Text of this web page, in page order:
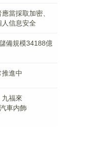
當採取加密、
信息安全
備規模34188億
進中
九福來
車内飾